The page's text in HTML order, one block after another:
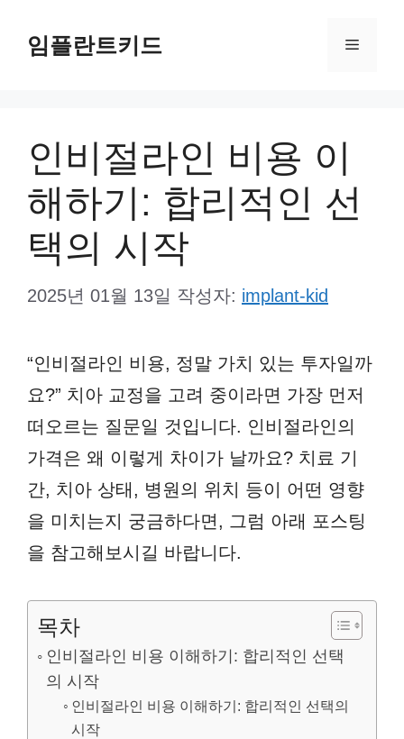
임플란트키드 메
인비절라인 비용 이
해하기: 합리적인 선
택의 시작
2025년 01월 13일 작성자: implant-kid
“인비절라인 비용, 정말 가치 있는 투자일까
요?” 치아 교정을 고려 중이라면 가장 먼저
떠오르는 질문일 것입니다. 인비절라인의
가격은 왜 이렇게 차이가 날까요? 치료 기
간, 치아 상태, 병원의 위치 등이 어떤 영향
을 미치는지 궁금하다면, 그럼 아래 포스팅
을 참고해보시길 바랍니다.
목차
인비절라인 비용 이해하기: 합리적인 선택
의 시작
인비절라인 비용 이해하기: 합리적인 선택의
시작